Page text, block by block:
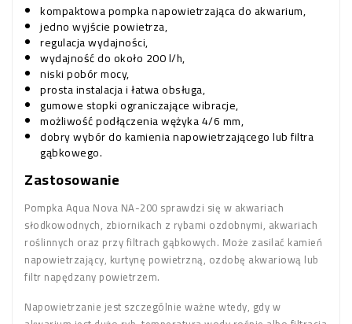
kompaktowa pompka napowietrzająca do akwarium,
jedno wyjście powietrza,
regulacja wydajności,
wydajność do około 200 l/h,
niski pobór mocy,
prosta instalacja i łatwa obsługa,
gumowe stopki ograniczające wibracje,
możliwość podłączenia wężyka 4/6 mm,
dobry wybór do kamienia napowietrzającego lub filtra
gąbkowego.
Zastosowanie
Pompka Aqua Nova NA-200 sprawdzi się w akwariach
słodkowodnych, zbiornikach z rybami ozdobnymi, akwariach
roślinnych oraz przy filtrach gąbkowych. Może zasilać kamień
napowietrzający, kurtynę powietrzną, ozdobę akwariową lub
filtr napędzany powietrzem.
Napowietrzanie jest szczególnie ważne wtedy, gdy w